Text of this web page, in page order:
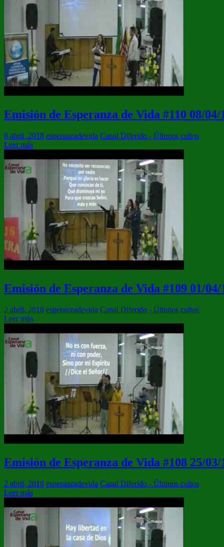
Emisión de Esperanza de Vida #110 08/04/
8 abril, 2018 esperanzadevida Canal Diferido - Últimos cultos
Leer más
Emisión de Esperanza de Vida #109 01/04/
2 abril, 2018 esperanzadevida Canal Diferido - Últimos cultos
Leer más
Emisión de Esperanza de Vida #108 25/03/
2 abril, 2018 esperanzadevida Canal Diferido - Últimos cultos
Leer más